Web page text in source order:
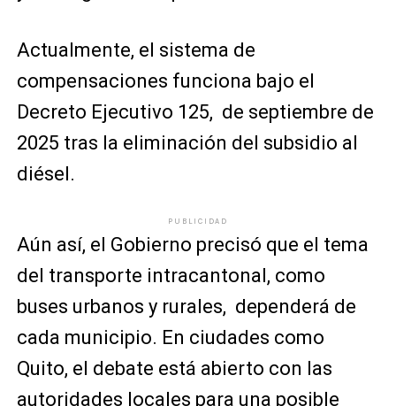
Actualmente, el sistema de
compensaciones funciona bajo el
Decreto Ejecutivo 125, de septiembre de
2025 tras la eliminación del subsidio al
diésel.
PUBLICIDAD
Aún así, el Gobierno precisó que el tema
del transporte intracantonal, como
buses urbanos y rurales, dependerá de
cada municipio. En ciudades como
Quito, el debate está abierto con las
autoridades locales para una posible